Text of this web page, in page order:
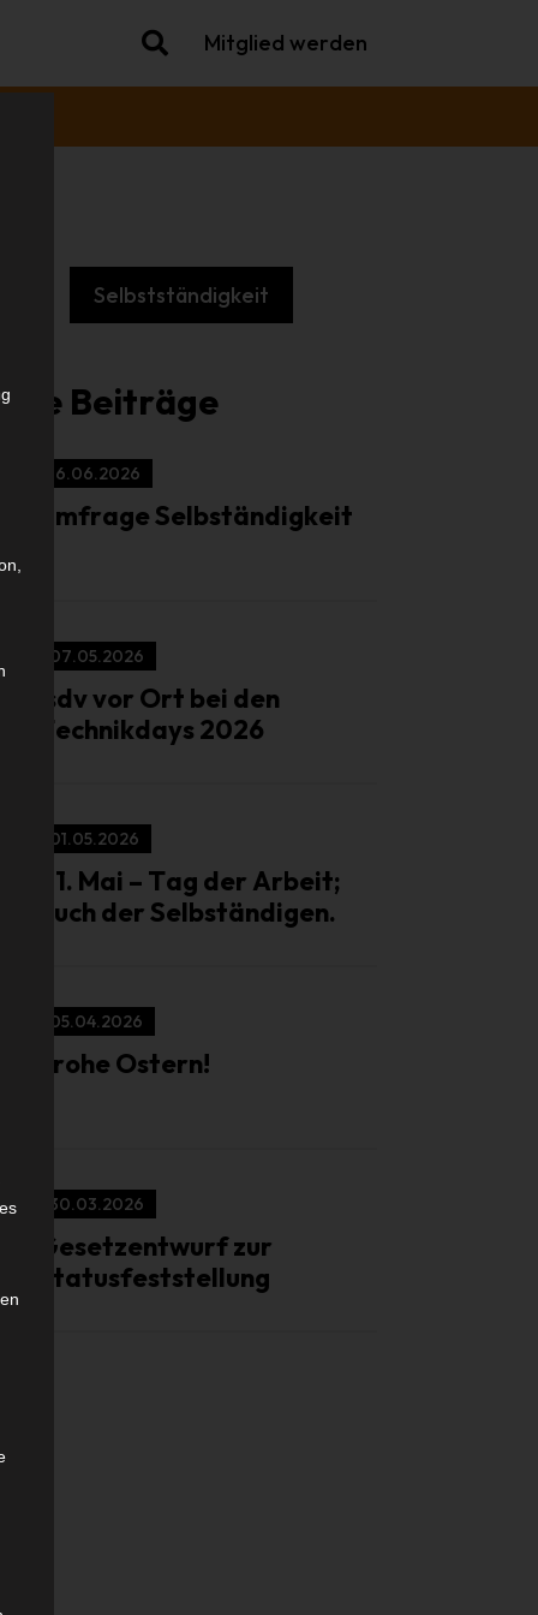
Mitglied werden
Selbstständigkeit
Beiträge
16.06.2026
Umfrage Selbständigkeit
07.05.2026
isdv vor Ort bei den
Technikdays 2026
01.05.2026
01. Mai – Tag der Arbeit;
auch der Selbständigen.
05.04.2026
Frohe Ostern!
30.03.2026
Gesetzentwurf zur
Statusfeststellung